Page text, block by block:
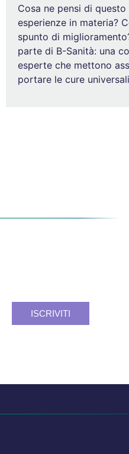
Cosa ne pensi di
esperienze in materia?
spunto di
parte di B-Sanità: una
esperte che mettono
portare le cure
ISCRIVITI